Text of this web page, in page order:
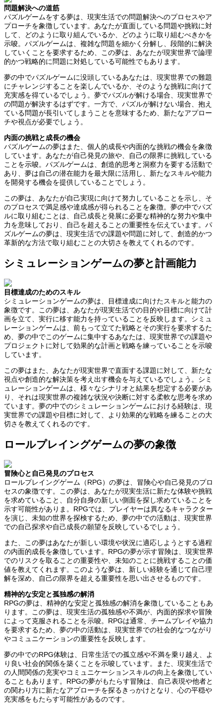
問題解決への道筋
パズルゲームをする夢は、現実生活での問題解決へのプロセスやア
プローチを象徴しています。あなたが直面している問題や挑戦に対
して、どのように取り組んでいるか、どのように取り組むべきかを
示唆。パズルゲームは、複雑な問題を細かく分解し、段階的に解決
していくことを要求するため、この夢は、あなたが現実世界で論理
的かつ戦略的に問題に対処している可能性でもあります。
夢の中でパズルゲームに没頭しているあなたは、現実世界での難題
にチャレンジすることを楽しんでいるか、そのような挑戦に向けて
充実感を得ているでしょう。夢でパズルが解ける場合、現実世界で
の問題が解決するはずです。一方で、パズルが解けない場合、抱え
ている問題が長引いてしまうことを意味するため、新たなアプロー
チや視点が必要でしょう。
内面の挑戦と成長の機会
パズルゲームの夢はまた、個人的成長や内面的な挑戦の機会を象徴
しています。あなたが自己発見の旅や、自己の限界に挑戦している
ことを示唆。パズルゲームは、創造的思考と洞察力を要する活動で
あり、夢は自己の潜在能力を最大限に活用し、新たなスキルや能力
を開発する機会を提供していることでしょう。
この夢は、あなたが自己実現に向けて努力していることを示し、そ
のプロセスで満足感や達成感が得られることを象徴。夢の中でパズ
ルに取り組むことは、自己成長と発展に必要な精神的な努力や集中
力を意味しており、自己を超えることの重要性を伝えています。パ
ズルゲームの夢は、現実生活での課題や問題に対して、創造的かつ
革新的な方法で取り組むことの大切さを教えてくれるのです。
シミュレーションゲームの夢と計画能力
目標達成のためのスキル
シミュレーションゲームの夢は、目標達成に向けたスキルと能力の
象徴です。この夢は、あなたが現実生活での目的や目標に向けて計
画を立て、実行に移す能力を持っていることを反映します。シミュ
レーションゲームは、前もって立てた戦略とその実行を要求するた
め、夢の中でこのゲームに集中するあなたは、現実世界での課題や
プロジェクトに対して効果的な計画と戦略を練っていることを示唆
しています。
この夢はまた、あなたが現実世界で直面する課題に対して、新たな
視点や創造的な解決策を考え出す機会を与えているでしょう。シミ
ュレーションゲームは、様々なシナリオと結果を想定する必要があ
り、それは現実世界の複雑な状況や決断に対する柔軟な思考を求め
ています。夢の中でのシミュレーションゲームにおける経験は、現
実世界での課題や目標に対して、より効果的な戦略を練ることの大
切さを教えてくれるのです。
ロールプレイングゲームの夢の象徴
冒険心と自己発見のプロセス
ロールプレイングゲーム（RPG）の夢は、冒険心や自己発見のプロ
セスの象徴です。この夢は、あなたが現実生活に新たな体験や挑戦
を求めていること、自分自身の新しい側面を探し求めていることを
示す可能性がありま。RPGでは、プレイヤーは異なるキャラクター
を演じ、未知の世界を探検するため、夢の中での活動は、現実世界
での自己探求や自己成長の願望を反映しているでしょう。
また、この夢はあなたが新しい環境や状況に適応しようとする過程
の内面的成長を象徴しています。RPGの夢が示す冒険は、現実世界
でのリスクを取ることの重要性や、未知のことに挑戦することの価
値を教えてくれます。このような夢は、新しい経験を通じて自己理
解を深め、自己の限界を超える重要性を思い出させるものです。
精神的な安定と孤独感の解消
RPGの夢は、精神的な安定と孤独感の解消を象徴していることもあ
ります。この夢は、現実生活の孤独感や不満が、内面的探求や冒険
によって克服されることを示唆。RPGは通常、チームプレイや協力
を要求するため、夢の中の活動は、現実世界での社会的なつながり
やコミュニケーションの重要性を反映します。
夢の中でのRPG体験は、日常生活での孤立感や不満を乗り越え、よ
り良い社会的関係を築くことを示唆しています。また、現実生活で
の人間関係の充実やコミュニケーションスキルの向上を象徴してい
ることもあります。RPGの夢がもたらす冒険は、自己表現や他者と
の関わり方に新たなアプローチを探るきっかけとなり、心の平穏や
充実感をもたらす可能性があるのです。